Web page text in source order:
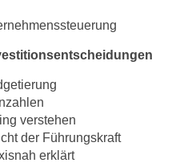
verstehen
der Führungskraft
erklärt